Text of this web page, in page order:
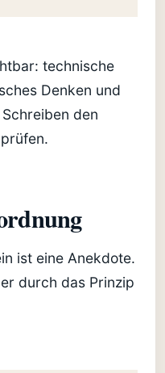
technische
Denken und
den
ist eine Anekdote.
durch das Prinzip